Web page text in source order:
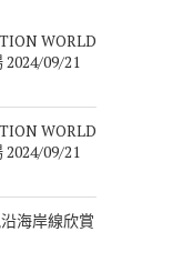
WORLD
09/21
WORLD
09/21
海岸線欣賞